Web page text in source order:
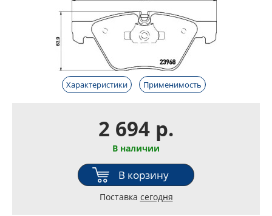
Характеристики Применимость
2 694 р.
В наличии
В корзину
Поставка сегодня